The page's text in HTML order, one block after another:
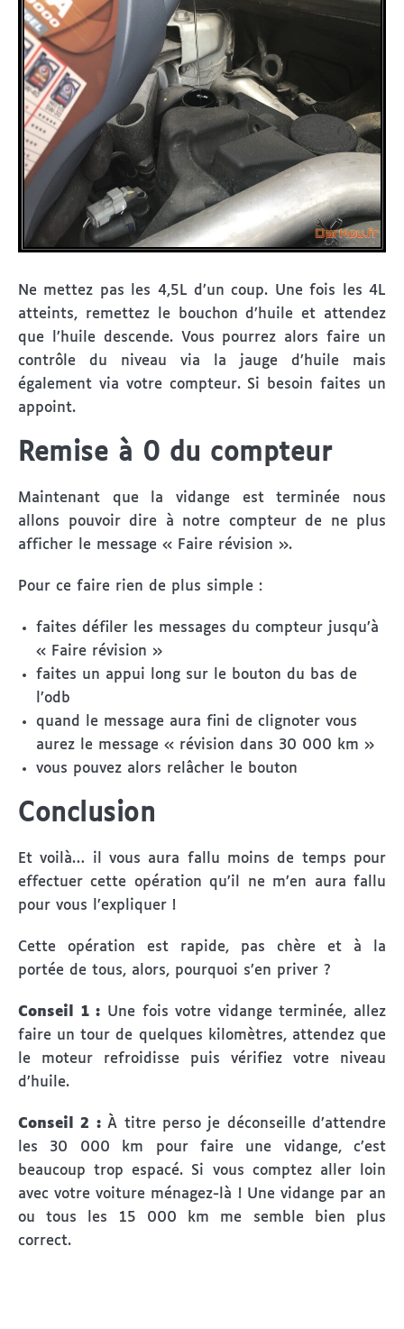
Ne mettez pas les 4,5L d’un coup. Une fois les 4L
atteints, remettez le bouchon d’huile et attendez
que l’huile descende. Vous pourrez alors faire un
contrôle du niveau via la jauge d’huile mais
également via votre compteur. Si besoin faites un
appoint.
Remise à 0 du compteur
Maintenant que la vidange est terminée nous
allons pouvoir dire à notre compteur de ne plus
afficher le message « Faire révision ».
Pour ce faire rien de plus simple :
faites défiler les messages du compteur jusqu’à
« Faire révision »
faites un appui long sur le bouton du bas de
l’odb
quand le message aura fini de clignoter vous
aurez le message « révision dans 30 000 km »
vous pouvez alors relâcher le bouton
Conclusion
Et voilà… il vous aura fallu moins de temps pour
effectuer cette opération qu’il ne m’en aura fallu
pour vous l’expliquer !
Cette opération est rapide, pas chère et à la
portée de tous, alors, pourquoi s’en priver ?
Conseil 1 : Une fois votre vidange terminée, allez
faire un tour de quelques kilomètres, attendez que
le moteur refroidisse puis vérifiez votre niveau
d’huile.
Conseil 2 :À titre perso je déconseille d’attendre
les 30 000 km pour faire une vidange, c’est
beaucoup trop espacé. Si vous comptez aller loin
avec votre voiture ménagez-là ! Une vidange par an
ou tous les 15 000 km me semble bien plus
correct.